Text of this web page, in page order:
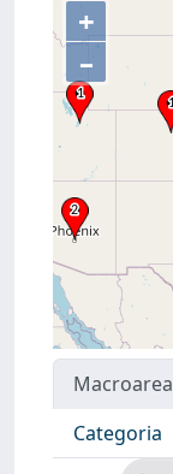
+
–
Macroarea
Categoria